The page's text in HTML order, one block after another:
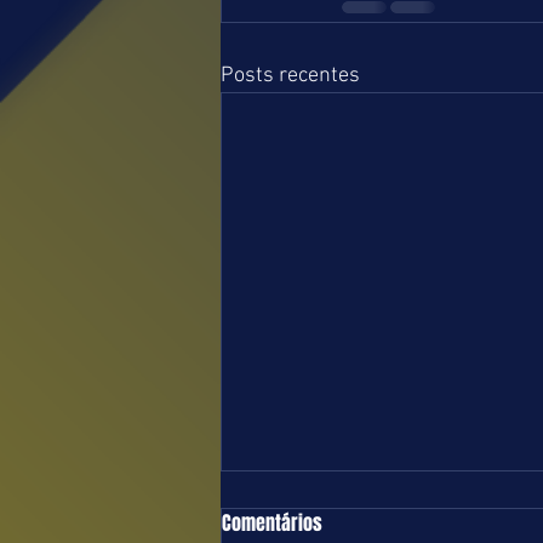
Posts recentes
TURFE = TERÇA-FEIRA = 04.08.26 =
Comentários